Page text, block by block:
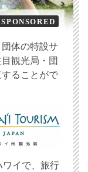
SPONSORED
体の特設サ
観光局・団
ることがで
ワイで、旅行